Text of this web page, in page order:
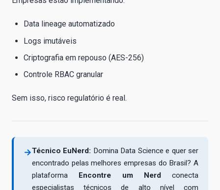
Data lineage automatizado
Logs imutáveis
Criptografia em repouso (AES-256)
Controle RBAC granular
Sem isso, risco regulatório é real.
→Técnico EuNerd: Domina Data Science e quer ser
encontrado pelas melhores empresas do Brasil? A
plataforma
Encontre um Nerd conecta
especialistas técnicos de alto nível com